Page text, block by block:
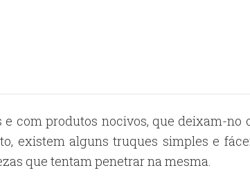
com produtos nocivos, que deixam-no
existem alguns truques simples e
que tentam penetrar na mesma.